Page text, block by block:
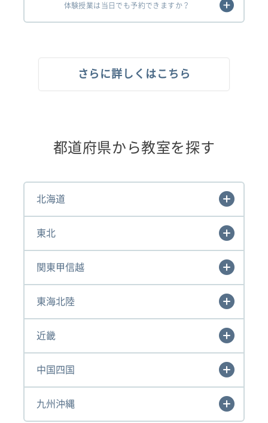
体験授業は当日でも予約できますか？
さらに詳しくはこちら
都道府県から教室を探す
北海道
東北
関東甲信越
東海北陸
近畿
中国四国
九州沖縄